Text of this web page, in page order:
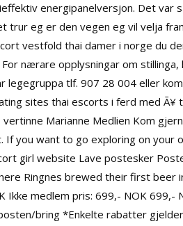
energipanelversjon. Det var
trur eg er den vegen eg vil velja
vestfold thai damer i norge du
nærare opplysningar om
legegruppa tlf. 907 28 004 eller
sites thai escorts i ferd med Ã¥
Marianne Medlien Kom
you want to go exploring on your
girl website Lave postesker
Ringnes brewed their first beer
medlem pris: 699,- NOK 699,-
bring *Enkelte rabatter